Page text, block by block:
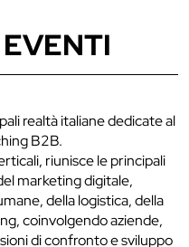
realtà italiane dedicate al
B2B.
riunisce le principali
marketing digitale,
della logistica, della
coinvolgendo aziende,
di confronto e sviluppo